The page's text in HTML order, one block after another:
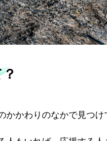
かかわりのなかで見つけ